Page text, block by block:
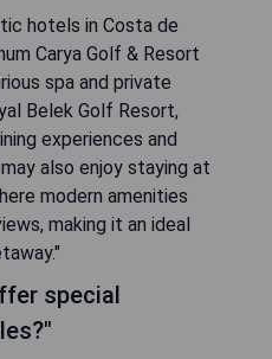
hotels in Costa de
Carya Golf & Resort
spa and private
Belek Golf Resort,
experiences and
also enjoy staying at
modern amenities
making it an ideal
special